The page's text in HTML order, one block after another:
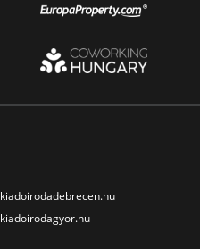
kiadoirodadebrecen.hu
kiadoirodagyor.hu